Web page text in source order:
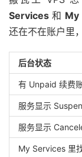
Services 和 My
还在不在账户里
后台状态
有 Unpaid 续费
服务显示
服务显示
My Services 里